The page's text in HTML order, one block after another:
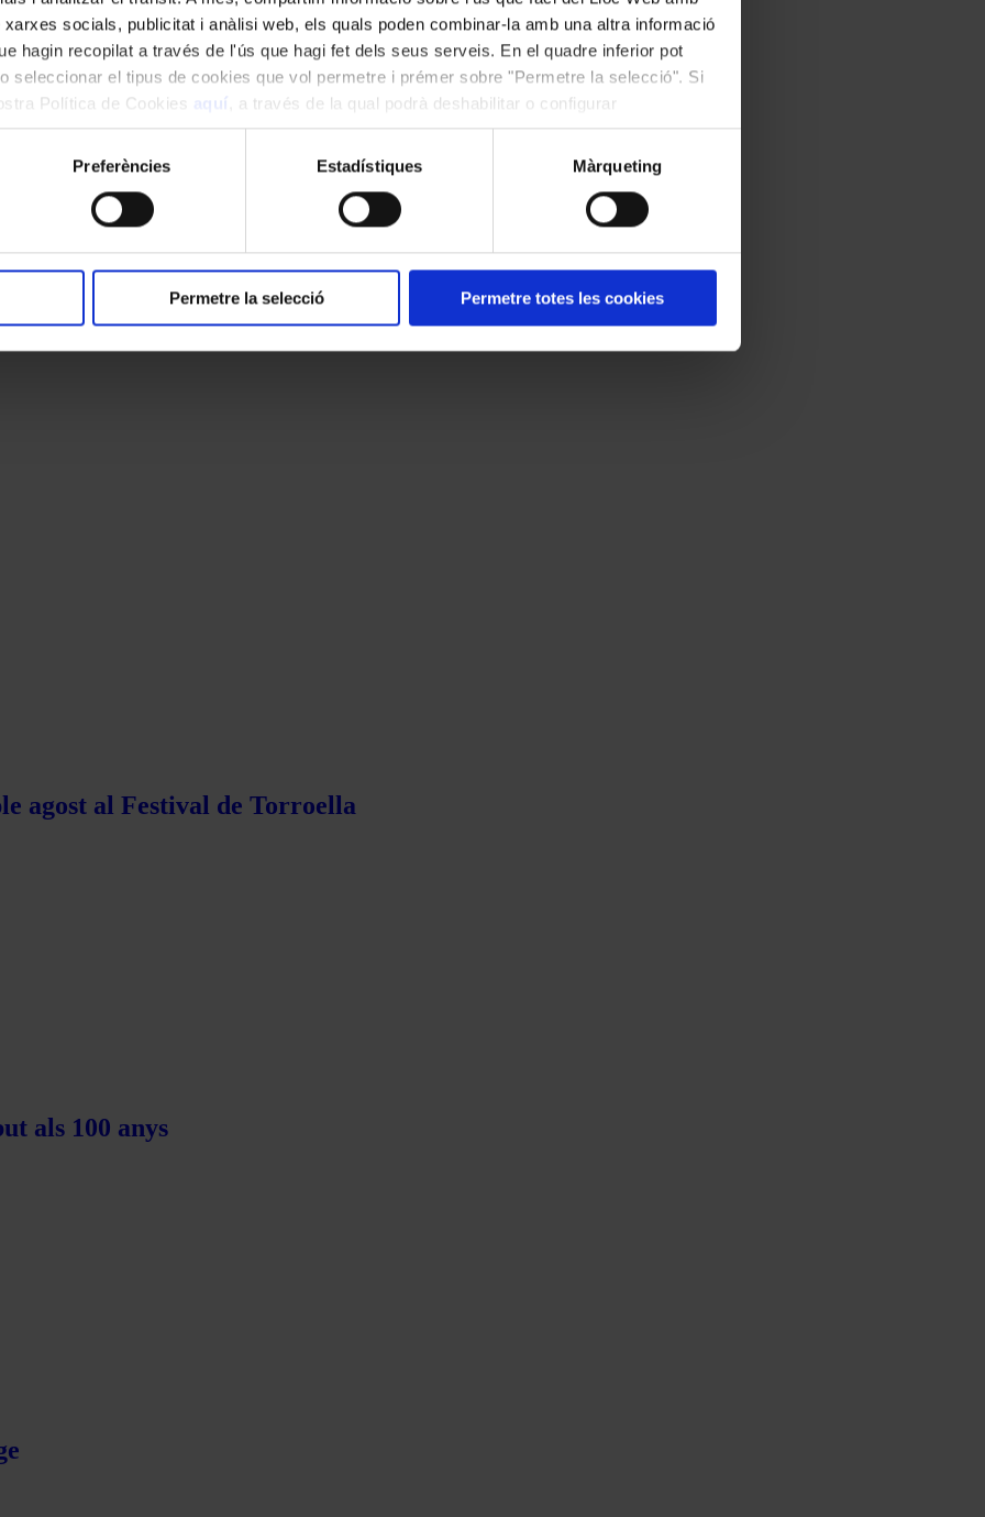
socials, publicitat i anàlisi web, els quals poden combinar-la amb una altra informació
hagin recopilat a través de l'ús que hagi fet dels seus serveis. En el quadre inferior pot
seleccionar el tipus de cookies que vol permetre i prémer sobre "Permetre la selecció". Si
Política de Cookies aquí
, a través de la qual podrà deshabilitar o configurar
Preferències Estadístiques Màrqueting
Permetre la selecció Permetre totes les cookies
amb
agost al Festival de Torroella
als 100 anys